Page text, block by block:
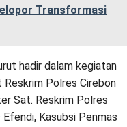
Transformasi
hadir dalam kegiatan
Reskrim Polres Cirebon
Sat. Reskrim Polres
Kasubsi Penmas